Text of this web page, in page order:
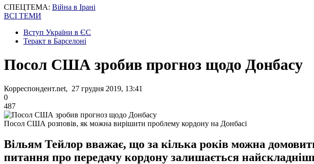
СПЕЦТЕМА: Війна в Ірані
ВСІ ТЕМИ
Вступ України в ЄС
Теракт в Барселоні
Посол США зробив прогноз щодо Донбасу
Корреспондент.net, 27 грудня 2019, 13:41
0
487
Посол США розповів, як можна вирішити проблему кордону на Донбасі
Вільям Тейлор вважає, що за кілька років можна
питання про передачу кордону залишається